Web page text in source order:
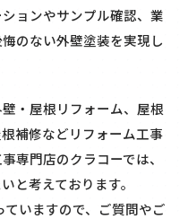
ョンやサンプル確認、業
のない外壁塗装を実現し
・屋根リフォーム、屋根
補修などリフォーム工事
専門店のクラコーでは、
と考えております。
ていますので、ご質問やご